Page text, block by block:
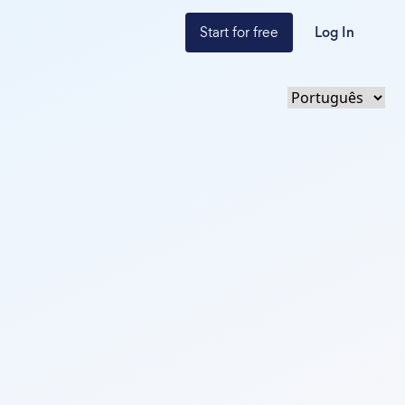
Start for free Log In